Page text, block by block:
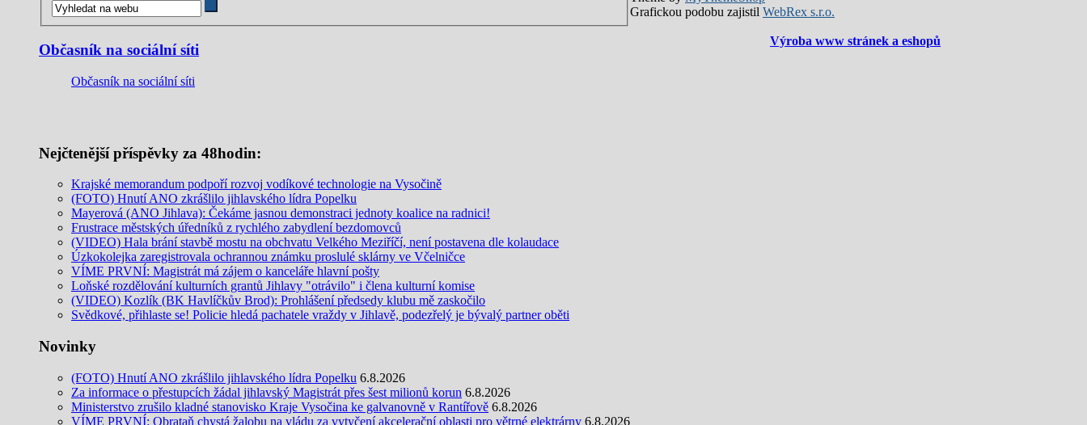
Občasník na sociální síti
Občasník na sociální síti
Nejčtenější příspěvky za 48hodin:
Krajské memorandum podpoří rozvoj vodíkové technologie na Vysočině
(FOTO) Hnutí ANO zkrášlilo jihlavského lídra Popelku
Mayerová (ANO Jihlava): Čekáme jasnou demonstraci jednoty koalice na radnici!
Frustrace městských úředníků z rychlého zabydlení bezdomovců
(VIDEO) Hala brání stavbě mostu na obchvatu Velkého Meziříčí, není postavena dle kolaudace
Úzkokolejka zaregistrovala ochrannou známku proslulé sklárny ve Včelničce
VÍME PRVNÍ: Magistrát má zájem o kanceláře hlavní pošty
Loňské rozdělování kulturních grantů Jihlavy "otrávilo" i člena kulturní komise
(VIDEO) Kozlík (BK Havlíčkův Brod): Prohlášení předsedy klubu mě zaskočilo
Svědkové, přihlaste se! Policie hledá pachatele vraždy v Jihlavě, podezřelý je bývalý partner oběti
Novinky
(FOTO) Hnutí ANO zkrášlilo jihlavského lídra Popelku 6.8.2026
Za informace o přestupcích žádal jihlavský Magistrát přes šest milionů korun 6.8.2026
Ministerstvo zrušilo kladné stanovisko Kraje Vysočina ke galvanovně v Rantířově 6.8.2026
VÍME PRVNÍ: Obrataň chystá žalobu na vládu za vytyčení akcelerační oblasti pro větrné elektrárny 6.8.2026
Grafickou podobu zajistil WebRex s.r.o.
Výroba www stránek a eshopů